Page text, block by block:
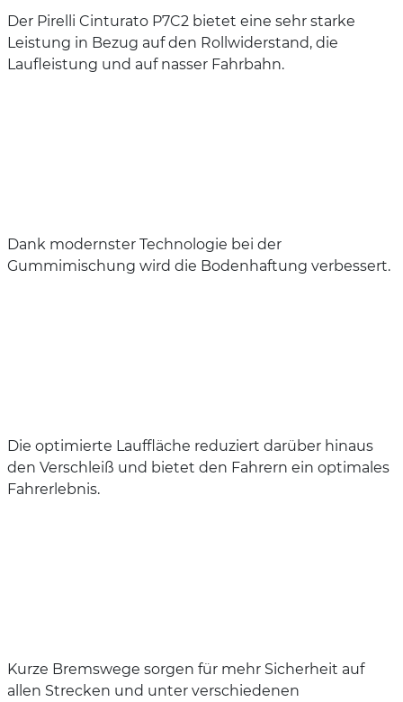
Der Pirelli Cinturato P7C2 bietet eine sehr starke
Leistung in Bezug auf den Rollwiderstand, die
Laufleistung und auf nasser Fahrbahn.
Dank modernster Technologie bei der
Gummimischung wird die Bodenhaftung verbessert.
Die optimierte Lauffläche reduziert darüber hinaus
den Verschleiß und bietet den Fahrern ein optimales
Fahrerlebnis.
Kurze Bremswege sorgen für mehr Sicherheit auf
allen Strecken und unter verschiedenen